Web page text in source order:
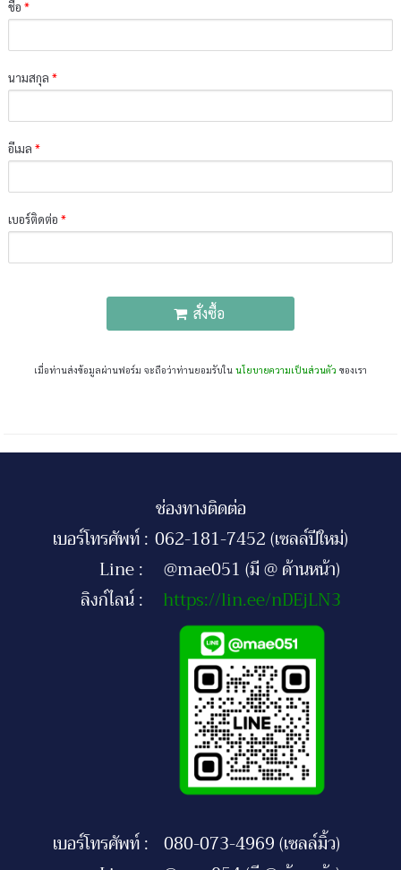
ชื่อ*
นามสกุล*
อีเมล*
เบอร์ติดต่อ*
สั่งซื้อ
เมื่อท่านส่งข้อมูลผ่านฟอร์ม จะถือว่าท่านยอมรับใน นโยบายความเป็นส่วนตัว ของเรา
ช่องทางติดต่อ
เบอร์โทรศัพท์ : 062-181-7452 (เซลล์ปีใหม่)
Line :
@mae051 (มี @ ด้านหน้า)
ลิงก์ไลน์ :
https://lin.ee/nDEjLN3
เบอร์โทรศัพท์ : 080-073-4969 (เซลล์มิ้ว)